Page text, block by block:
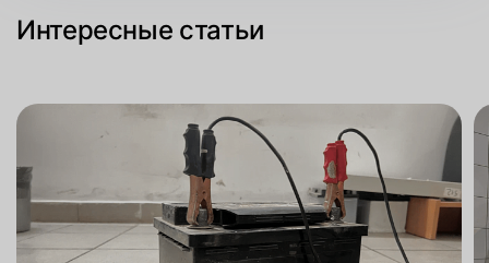
Интересные статьи